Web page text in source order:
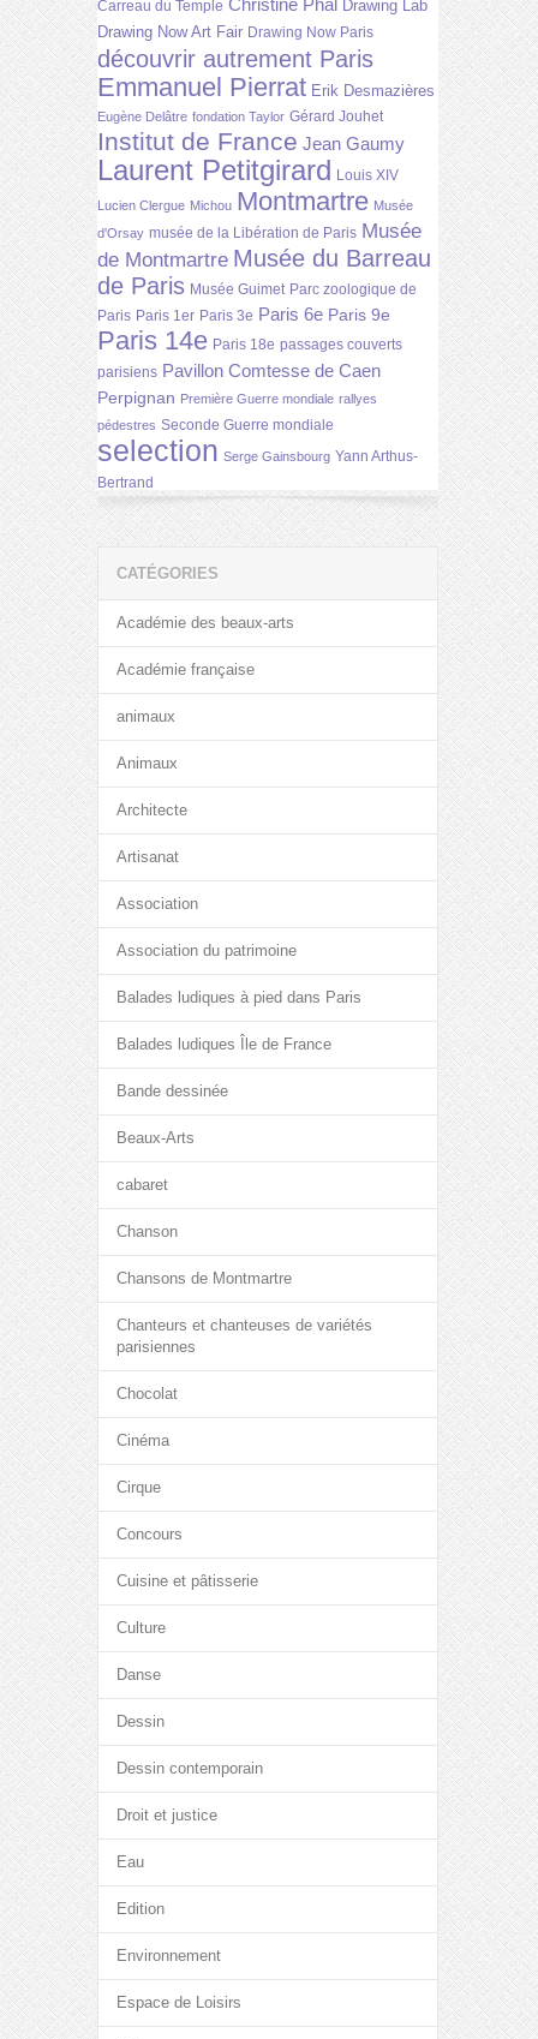
Carreau du Temple Christine Phal Drawing Lab
Drawing Now Art Fair Drawing Now Paris
découvrir autrement Paris
Emmanuel Pierrat Erik Desmazières
Eugène Delâtre fondation Taylor Gérard Jouhet
Institut de France Jean Gaumy
Laurent Petitgirard Louis XIV
Lucien Clergue Michou Montmartre Musée
d'Orsay musée de la Libération de Paris Musée
de Montmartre Musée du Barreau
de Paris Musée Guimet Parc zoologique de
Paris Paris 1er Paris 3e Paris 6e Paris 9e
Paris 14e Paris 18e passages couverts
parisiens Pavillon Comtesse de Caen
Perpignan Première Guerre mondiale rallyes
pédestres Seconde Guerre mondiale
selection Serge Gainsbourg Yann Arthus-
Bertrand
CATÉGORIES
Académie des beaux-arts
Académie française
animaux
Animaux
Architecte
Artisanat
Association
Association du patrimoine
Balades ludiques à pied dans Paris
Balades ludiques Île de France
Bande dessinée
Beaux-Arts
cabaret
Chanson
Chansons de Montmartre
Chanteurs et chanteuses de variétés
parisiennes
Chocolat
Cinéma
Cirque
Concours
Cuisine et pâtisserie
Culture
Danse
Dessin
Dessin contemporain
Droit et justice
Eau
Edition
Environnement
Espace de Loisirs